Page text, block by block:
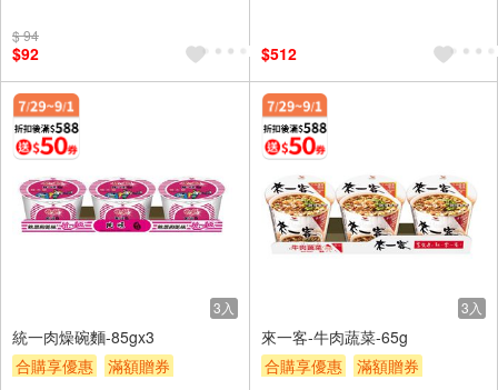
$ 94
$92 $512
3入
統一肉燥碗麵-85gx3
合購享優惠
滿額贈券
3入
來一客-牛肉蔬菜-65g
合購享優惠
滿額贈券